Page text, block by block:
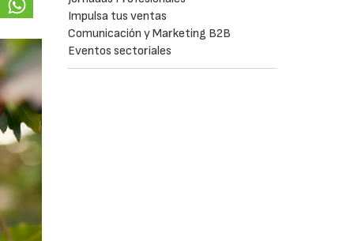
Impulsa tus ventas
Comunicación y Marketing B2B
Eventos sectoriales